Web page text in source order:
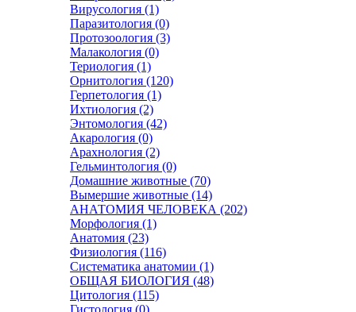
Вирусология (1)
Паразитология (0)
Протозоология (3)
Малакология (0)
Териология (1)
Орнитология (120)
Герпетология (1)
Ихтиология (2)
Энтомология (42)
Акарология (0)
Арахнология (2)
Гельминтология (0)
Домашние животные (70)
Вымершие животные (14)
АНАТОМИЯ ЧЕЛОВЕКА (202)
Морфология (1)
Анатомия (23)
Физиология (116)
Систематика анатомии (1)
ОБЩАЯ БИОЛОГИЯ (48)
Цитология (115)
Гистология (0)